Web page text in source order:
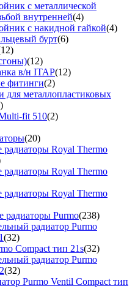
с металлической
внутренней(4)
с накидной гайкой(4)
бурт(6)
(12)
в/н ITAP(12)
фитинги(2)
для металлопластиковых
fit 510(2)
(20)
Royal Thermo
Royal Thermo
Royal Thermo
радиаторы Purmo(238)
радиатор Purmo
(32)
Compact тип 21s(32)
радиатор Purmo
(32)
Purmo Ventil Compact тип